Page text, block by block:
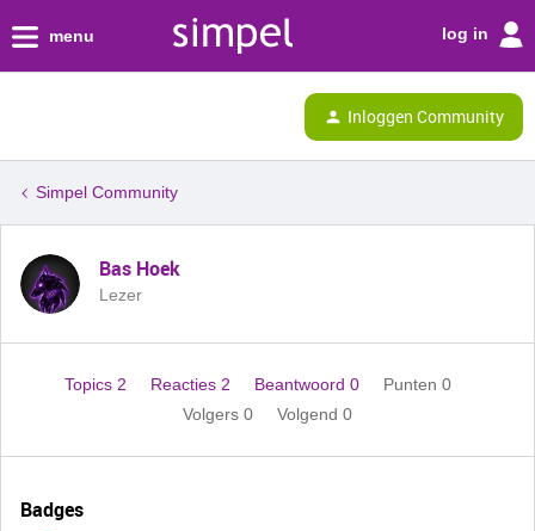
menu log in
Inloggen Community
Simpel Community
Bas Hoek
Lezer
Topics 2 Reacties 2 Beantwoord 0
Punten 0
Volgers 0 Volgend 0
Badges